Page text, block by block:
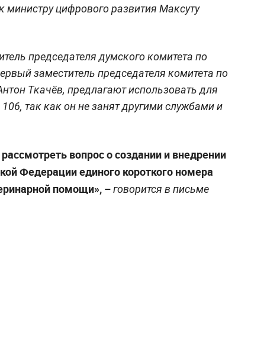
министру цифрового развития Максуту
председателя думского комитета по
заместитель председателя комитета по
Ткачёв, предлагают использовать для
так как он не занят другими службами и
вопрос о создании и внедрении
Федерации единого короткого номера
помощи», –говорится в письме